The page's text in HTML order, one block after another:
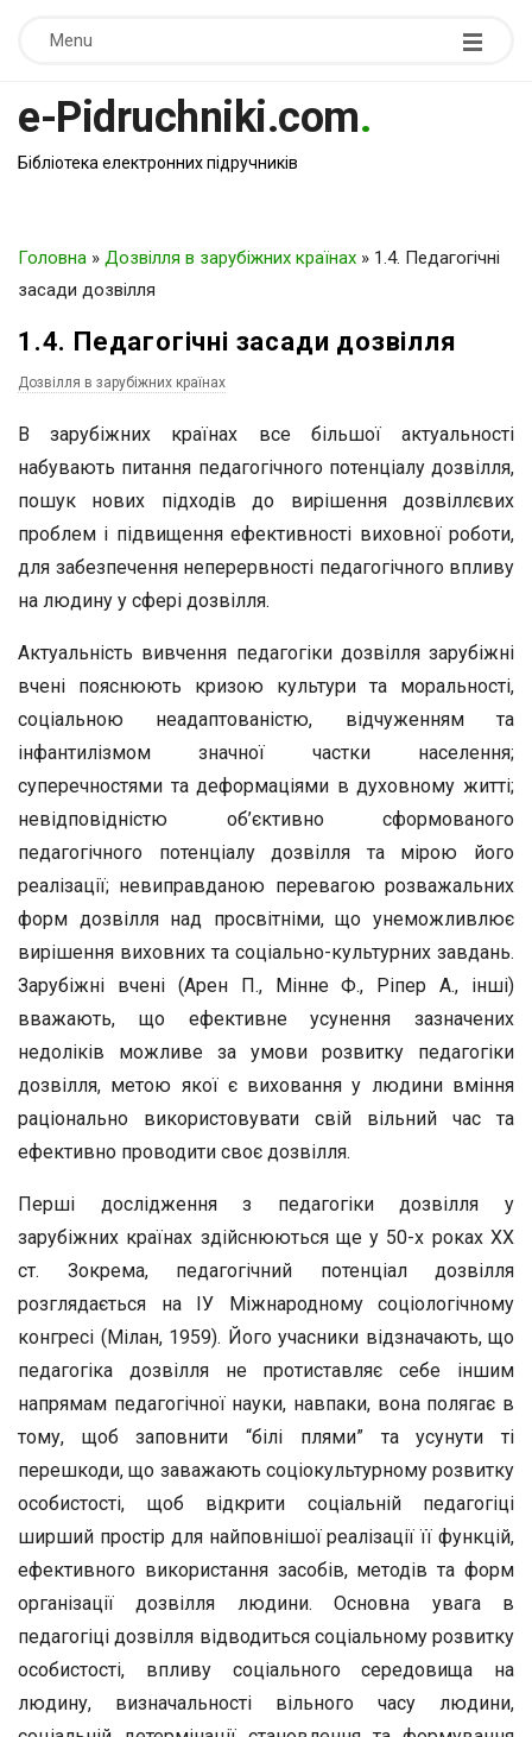
Menu
e-Pidruchniki.com.
Бібліотека електронних підручників
Головна » Дозвілля в зарубіжних країнах » 1.4. Педагогічні
засади дозвілля
1.4. Педагогічні засади дозвілля
Дозвілля в зарубіжних країнах
В зарубіжних країнах все більшої актуальності
набувають питання педагогічного потенціалу дозвілля,
пошук нових підходів до вирішення дозвіллєвих
проблем і підвищення ефективності виховної роботи,
для забезпечення неперервності педагогічного впливу
на людину у сфері дозвілля.
Актуальність вивчення педагогіки дозвілля зарубіжні
вчені пояснюють кризою культури та моральності,
соціальною неадаптованістю, відчуженням та
інфантилізмом значної частки населення;
суперечностями та деформаціями в духовному житті;
невідповідністю об’єктивно сформованого
педагогічного потенціалу дозвілля та мірою його
реалізації; невиправданою перевагою розважальних
форм дозвілля над просвітніми, що унеможливлює
вирішення виховних та соціально-культурних завдань.
Зарубіжні вчені (Арен П., Мінне Ф., Ріпер А., інші)
вважають, що ефективне усунення зазначених
недоліків можливе за умови розвитку педагогіки
дозвілля, метою якої є виховання у людини вміння
раціонально використовувати свій вільний час та
ефективно проводити своє дозвілля.
Перші дослідження з педагогіки дозвілля у
зарубіжних країнах здійснюються ще у 50-х роках ХХ
ст. Зокрема, педагогічний потенціал дозвілля
розглядається на ІУ Міжнародному соціологічному
конгресі (Мілан, 1959). Його учасники відзначають, що
педагогіка дозвілля не протиставляє себе іншим
напрямам педагогічної науки, навпаки, вона полягає в
тому, щоб заповнити “білі плями” та усунути ті
перешкоди, що заважають соціокультурному розвитку
особистості, щоб відкрити соціальній педагогіці
ширший простір для найповнішої реалізації її функцій,
ефективного використання засобів, методів та форм
організації дозвілля людини. Основна увага в
педагогіці дозвілля відводиться соціальному розвитку
особистості, впливу соціального середовища на
людину, визначальності вільного часу людини,